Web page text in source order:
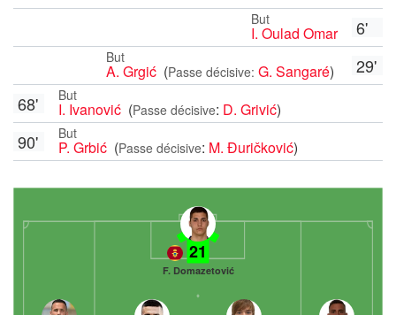
6'
But
I. Oulad Omar
29'
But
A. Grgić (Passe décisive: G. Sangaré)
But
I. Ivanović (Passe décisive: D. Grivić)
68'
But
P. Grbić (Passe décisive: M. Đuričković)
90'
21
F. Domazetović